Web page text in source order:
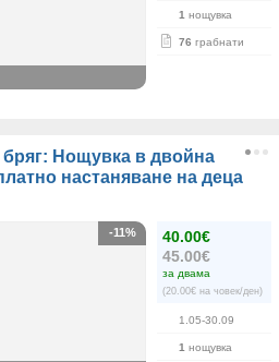
1 нощувка
76 грабнати
Нощувка в двойна
настаняване на деца
40.00€
45.00€
за двама
(20.00€ на човек/ден)
1.05-30.09
1 нощувка
-11%